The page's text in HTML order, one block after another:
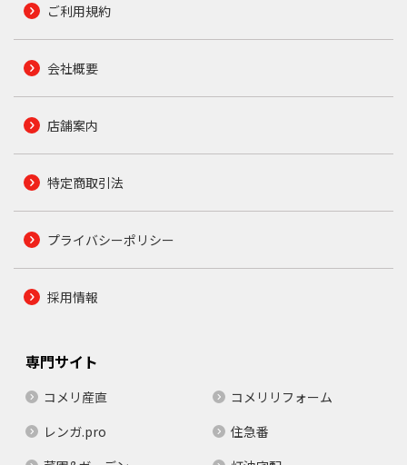
ご利用規約
会社概要
店舗案内
特定商取引法
プライバシーポリシー
採用情報
専門サイト
コメリ産直
コメリリフォーム
レンガ.pro
住急番